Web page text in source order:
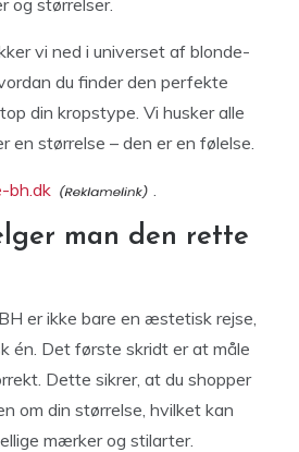
og størrelser.
vi ned i universet af blonde-
du finder den perfekte
din kropstype. Vi husker alle
en størrelse – den er en følelse.
bh.dk .
man den rette
er ikke bare en æstetisk rejse,
én. Det første skridt er at måle
Dette sikrer, at du shopper
om din størrelse, hvilket kan
mærker og stilarter.